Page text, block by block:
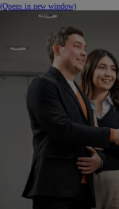
(Opens in new window)